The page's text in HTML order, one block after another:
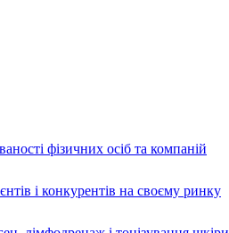
фізичних осіб та компаній
і конкурентів на своєму ринку